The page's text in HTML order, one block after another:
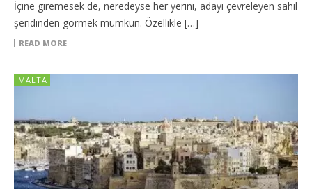
İçine giremesek de, neredeyse her yerini, adayı çevreleyen sahil
şeridinden görmek mümkün. Özellikle […]
READ MORE
MALTA